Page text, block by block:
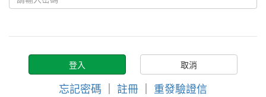
忘記密碼 ｜ 註冊 ｜ 重發驗證信